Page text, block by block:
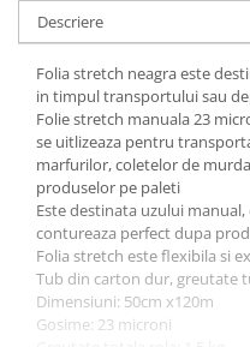
Descriere
Folia stretch neagra este
in timpul transportului sau
Folie stretch manuala 23
se uitlizeaza pentru
marfurilor, coletelor de
produselor pe paleti
Este destinata uzului
contureaza perfect dupa
Folia stretch este flexibila si
Tub din carton dur, greutate
Dimensiuni: 50cm x120m
Gosime: 23 microni